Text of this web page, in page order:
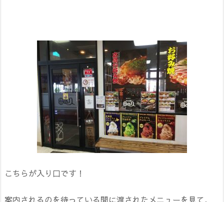
こちらが入り口です！
案内されるのを待っている間に渡されたメニューを見て、